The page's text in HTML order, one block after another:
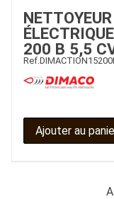
200 B 5,5
Ref.
Ajouter au